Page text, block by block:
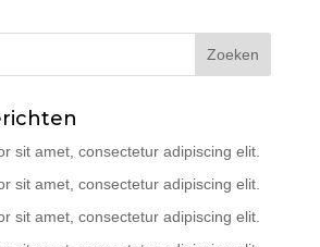
sit amet, consectetur adipiscing elit.
sit amet, consectetur adipiscing elit.
sit amet, consectetur adipiscing elit.